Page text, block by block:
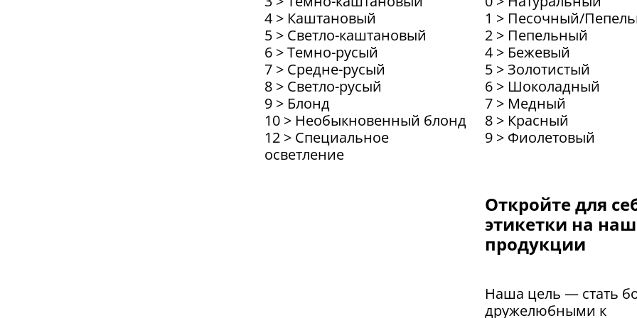
4 > Каштановый
5 > Светло-каштановый
6 > Темно-русый
7 > Средне-русый
8 > Светло-русый
9 > Блонд
10 > Необыкновенный блонд
12 > Специальное
осветление
1 > Песочный/
2 > Пепельный
4 > Бежевый
5 > Золотистый
6 > Шоколадный
7 > Медный
8 > Красный
9 > Фиолетовый
Откройте для
этикетки на
продукции
Наша цель — стать
дружелюбными к